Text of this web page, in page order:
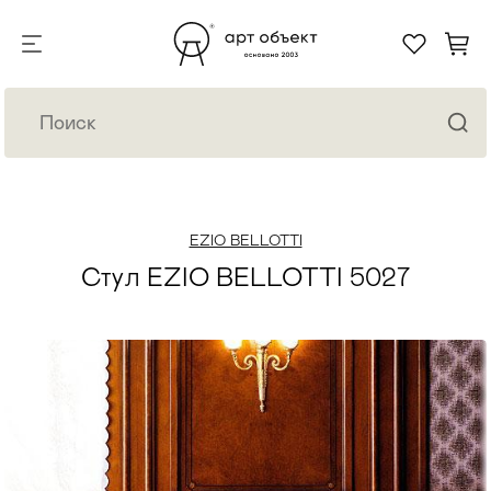
EZIO BELLOTTI
Стул EZIO BELLOTTI 5027